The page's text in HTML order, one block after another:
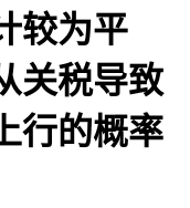
较为平
关税导致
行的概率